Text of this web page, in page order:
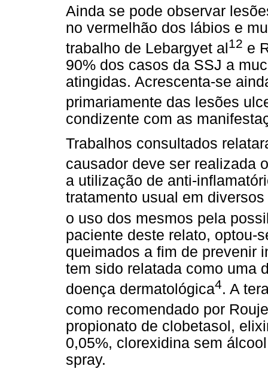
Ainda se pode observar
no vermelhão dos lábios e
trabalho de Lebargyet al12 e
90% dos casos da SSJ a
atingidas. Acrescenta-se
primariamente das lesões
condizente com as
Trabalhos consultados
causador deve ser realizada
a utilização de anti-
tratamento usual em
o uso dos mesmos pela
paciente deste relato, optou-
queimados a fim de prevenir
tem sido relatada como uma
doença dermatológica4. A
como recomendado por
propionato de clobetasol,
0,05%, clorexidina sem
spray.